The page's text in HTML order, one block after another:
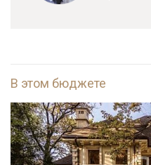
В этом бюджете